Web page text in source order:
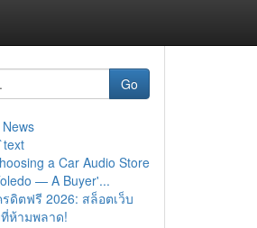
Go
a Car Audio Store
— A Buyer'...
รดิตฟรี 2026: สล็อตเว็บ
ห้ามพลาด!